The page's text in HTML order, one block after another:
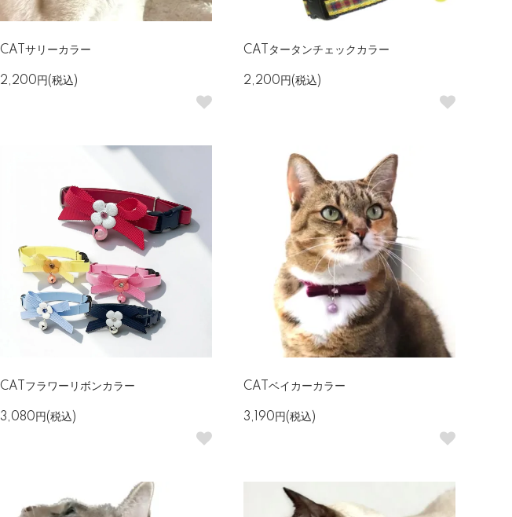
CATサリーカラー
2,200円(税込)
CATタータンチェックカラー
2,200円(税込)
CATフラワーリボンカラー
3,080円(税込)
CATベイカーカラー
3,190円(税込)